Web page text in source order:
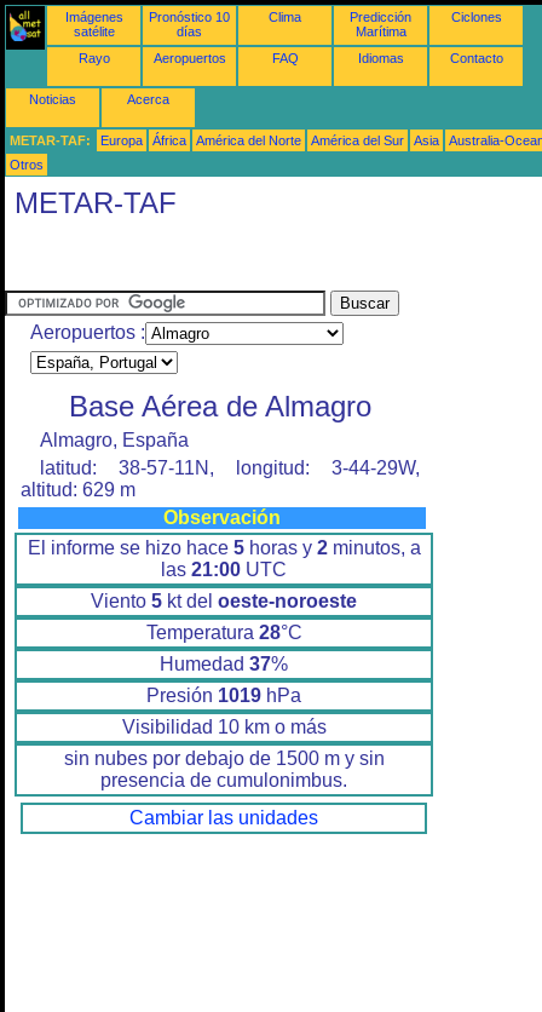
Imágenes
satélite
Pronóstico 10
días
Clima
Predicción
Marítima
Ciclones
Rayo Aeropuertos FAQ Idiomas Contacto
Noticias Acerca
METAR-TAF: Europa África América del Norte América del Sur Asia
Australia-
Otros
METAR-TAF
Aeropuertos :
Base Aérea de Almagro
Almagro, España
latitud: 38-57-11N, longitud: 3-44-29W,
altitud: 629 m
Observación
El informe se hizo hace 5horas y 2minutos, a
las 21:00 UTC
Viento 5 kt del oeste-noroeste
Temperatura 28°C
Humedad 37%
Presión 1019 hPa
Visibilidad 10 km o más
sin nubes por debajo de 1500 m y sin
presencia de cumulonimbus.
Cambiar las unidades